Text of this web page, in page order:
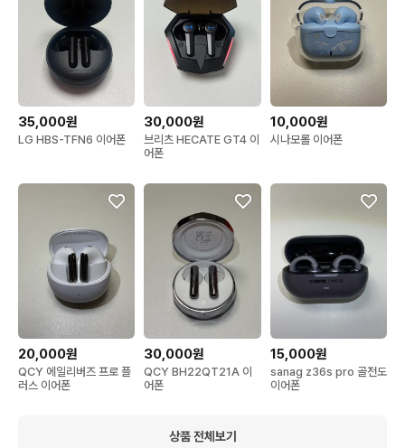
35,000원
LG HBS-TFN6 이어폰
30,000원
브리츠 HECATE GT4 이
어폰
10,000원
시나모롤 이어폰
20,000원
QCY 에일리버즈 프로 플
러스 이어폰
30,000원
QCY BH22QT21A 이
어폰
15,000원
sanag z36s pro 골전도
이어폰
상품 전체보기